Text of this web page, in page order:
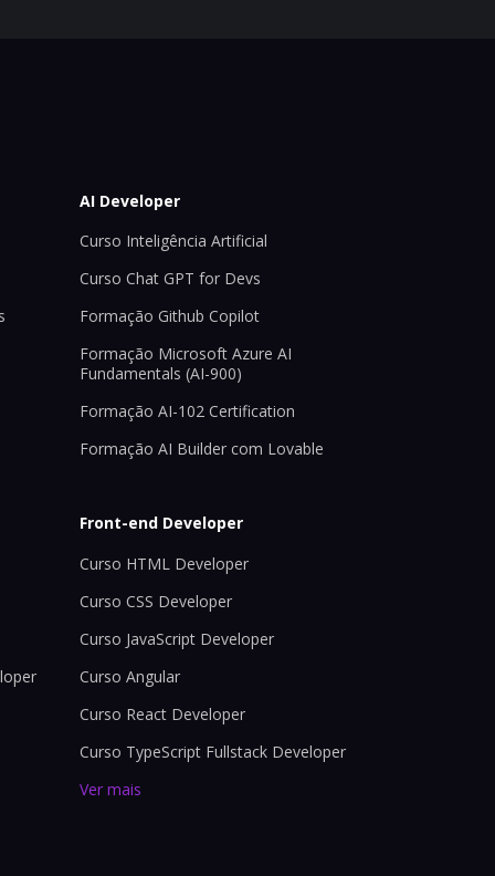
AI Developer
Curso Inteligência Artificial
Curso Chat GPT for Devs
Formação Github Copilot
Formação Microsoft Azure AI
Fundamentals (AI-900)
Formação AI-102 Certification
Formação AI Builder com Lovable
Front-end Developer
Curso HTML Developer
Curso CSS Developer
Curso JavaScript Developer
Curso Angular
Curso React Developer
Curso TypeScript Fullstack Developer
Ver mais